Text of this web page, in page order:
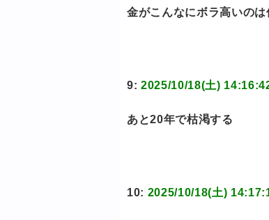
金がこんなにボラ高いの
9: 2025/10/18(土)
あと20年で枯渇する
10: 2025/10/18(土)